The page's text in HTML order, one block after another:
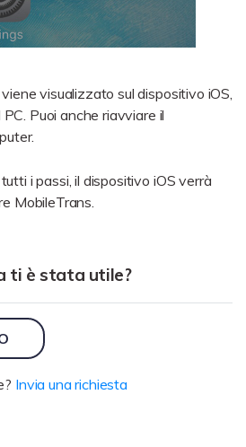
visualizzato sul dispositivo iOS,
Puoi anche riavviare il
i passi, il dispositivo iOS verrà
MobileTrans.
ti è stata utile?
Invia una richiesta